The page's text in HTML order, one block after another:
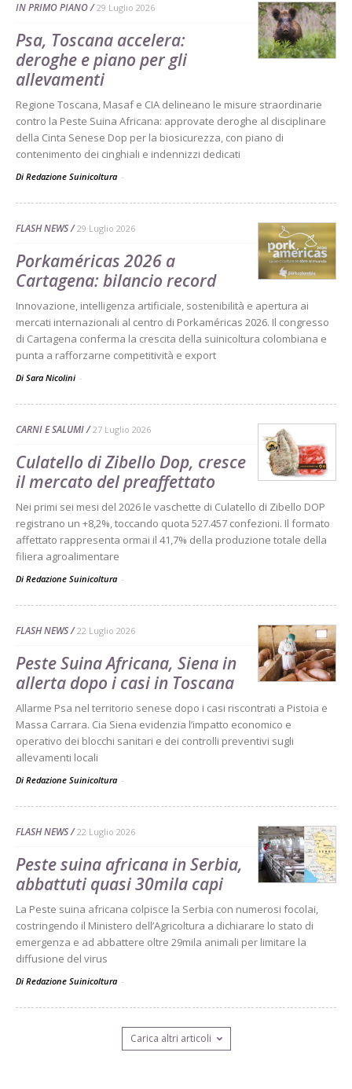
IN PRIMO PIANO 29 Luglio 2026
Psa, Toscana accelera:
deroghe e piano per gli
allevamenti
Regione Toscana, Masaf e CIA delineano le misure straordinarie
contro la Peste Suina Africana: approvate deroghe al disciplinare
della Cinta Senese Dop per la biosicurezza, con piano di
contenimento dei cinghiali e indennizzi dedicati
Di Redazione Suinicoltura -
FLASH NEWS 29 Luglio 2026
Porkaméricas 2026 a
Cartagena: bilancio record
Innovazione, intelligenza artificiale, sostenibilità e apertura ai
mercati internazionali al centro di Porkaméricas 2026. Il congresso
di Cartagena conferma la crescita della suinicoltura colombiana e
punta a rafforzarne competitività e export
Di Sara Nicolini -
CARNI E SALUMI 27 Luglio 2026
Culatello di Zibello Dop, cresce
il mercato del preaffettato
Nei primi sei mesi del 2026 le vaschette di Culatello di Zibello DOP
registrano un +8,2%, toccando quota 527.457 confezioni. Il formato
affettato rappresenta ormai il 41,7% della produzione totale della
filiera agroalimentare
Di Redazione Suinicoltura -
FLASH NEWS 22 Luglio 2026
Peste Suina Africana, Siena in
allerta dopo i casi in Toscana
Allarme Psa nel territorio senese dopo i casi riscontrati a Pistoia e
Massa Carrara. Cia Siena evidenzia l’impatto economico e
operativo dei blocchi sanitari e dei controlli preventivi sugli
allevamenti locali
Di Redazione Suinicoltura -
FLASH NEWS 22 Luglio 2026
Peste suina africana in Serbia,
abbattuti quasi 30mila capi
La Peste suina africana colpisce la Serbia con numerosi focolai,
costringendo il Ministero dell’Agricoltura a dichiarare lo stato di
emergenza e ad abbattere oltre 29mila animali per limitare la
diffusione del virus
Di Redazione Suinicoltura -
Carica altri articoli